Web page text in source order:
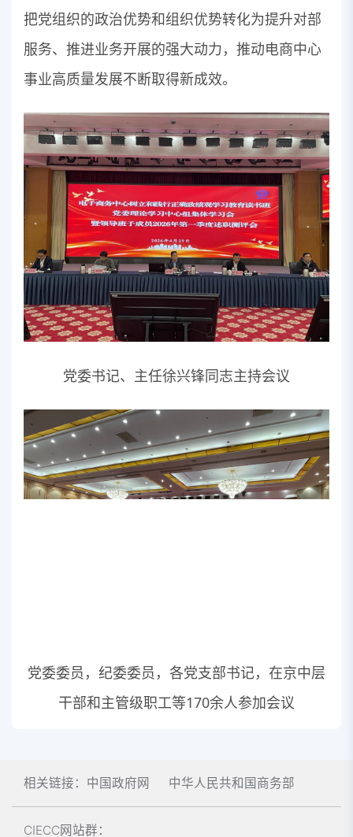
把党组织的政治优势和组织优势转化为提升对部
服务、推进业务开展的强大动力，推动电商中心
事业高质量发展不断取得新成效。
党委书记、主任徐兴锋同志主持会议
党委委员，纪委委员，各党支部书记，在京中层
干部和主管级职工等170余人参加会议
相关链接： 中国政府网 中华人民共和国商务部
CIECC网站群：